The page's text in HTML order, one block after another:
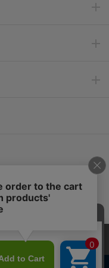
善のためにCookieを使用